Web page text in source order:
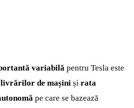
variabilă pentru Tesla este
livrărilor de mașini și rata
pe care se bazează